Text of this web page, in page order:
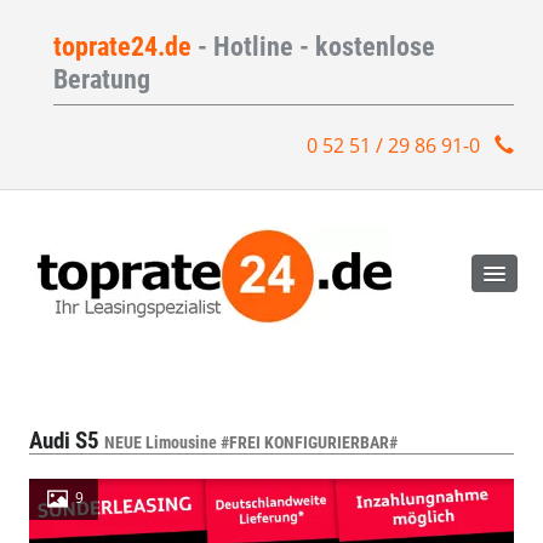
toprate24.de - Hotline - kostenlose
Beratung
0 52 51 / 29 86 91-0
Audi S5 NEUE Limousine #FREI KONFIGURIERBAR#
9